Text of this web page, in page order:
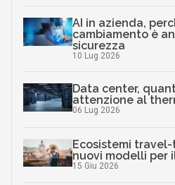
AI in azienda,
cambiamento è
sicurezza
10 Lug 2026
Data center,
attenzione al
06 Lug 2026
Ecosistemi
nuovi modelli per
15 Giu 2026